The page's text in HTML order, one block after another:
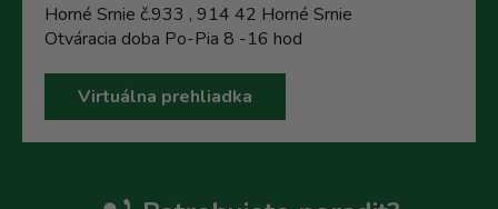
Horné Srnie č.933 , 914 42 Horné Srnie
Otváracia doba Po-Pia 8 -16 hod
Virtuálna prehliadka